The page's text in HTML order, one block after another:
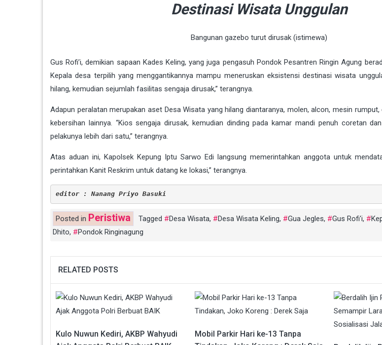
Destinasi Wisata Unggulan
Bangunan gazebo turut dirusak (istimewa)
Gus Rofi’i, demikian sapaan Kades Keling, yang juga pengasuh Pondok Pesantren Ringin Agung
Kepala desa terpilih yang menggantikannya mampu meneruskan eksistensi destinasi wisata
hilang, kemudian sejumlah fasilitas sengaja dirusak,” terangnya.
Adapun peralatan merupakan aset Desa Wisata yang hilang diantaranya, molen, alcon, mesin
kebersihan lainnya. “Kios sengaja dirusak, kemudian dinding pada kamar mandi penuh coretan
pelakunya lebih dari satu,” terangnya.
Atas aduan ini, Kapolsek Kepung Iptu Sarwo Edi langsung memerintahkan anggota untuk
perintahkan Kanit Reskrim untuk datang ke lokasi,” terangnya.
editor : Nanang Priyo Basuki
Posted in Peristiwa Tagged Desa Wisata, Desa Wisata Keling, Gua Jegles, Gus Rofi'i,
Dhito, Pondok Ringinagung
RELATED POSTS
Kulo Nuwun Kediri, AKBP Wahyudi
Mobil Parkir Hari ke-13 Tanpa